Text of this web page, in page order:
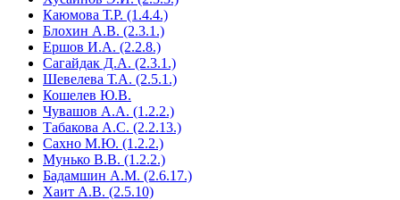
Каюмова Т.Р. (1.4.4.)
Блохин А.В. (2.3.1.)
Ершов И.А. (2.2.8.)
Сагайдак Д.А. (2.3.1.)
Шевелева Т.А. (2.5.1.)
Кошелев Ю.В.
Чувашов А.А. (1.2.2.)
Табакова А.С. (2.2.13.)
Сахно М.Ю. (1.2.2.)
Мунько В.В. (1.2.2.)
Бадамшин А.М. (2.6.17.)
Хаит А.В. (2.5.10)